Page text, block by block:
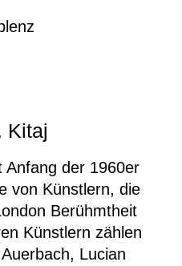
Kitaj
Anfang der 1960er
von Künstlern, die
Berühmtheit
Künstlern zählen
Lucian